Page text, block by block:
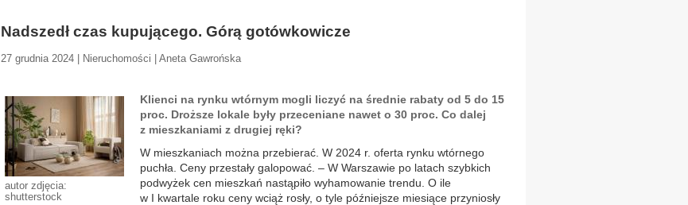
Nadszedł czas kupującego. Górą gotówkowicze
27 grudnia 2024 | Nieruchomości | Aneta Gawrońska
autor zdjęcia:
shutterstock
Klienci na rynku wtórnym mogli liczyć na średnie rabaty od 5 do 15
proc. Droższe lokale były przeceniane nawet o 30 proc. Co dalej
z mieszkaniami z drugiej ręki?
W mieszkaniach można przebierać. W 2024 r. oferta rynku wtórnego
puchła. Ceny przestały galopować. – W Warszawie po latach szybkich
podwyżek cen mieszkań nastąpiło wyhamowanie trendu. O ile
w I kwartale roku ceny wciąż rosły, o tyle późniejsze miesiące przyniosły